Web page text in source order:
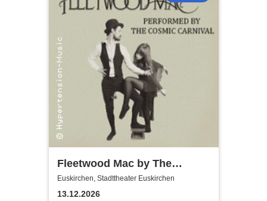
Fleetwood Mac by The
Cosmic Carnival - The
Incredible Story
Euskirchen, Stadttheater Euskirchen
13.12.2026